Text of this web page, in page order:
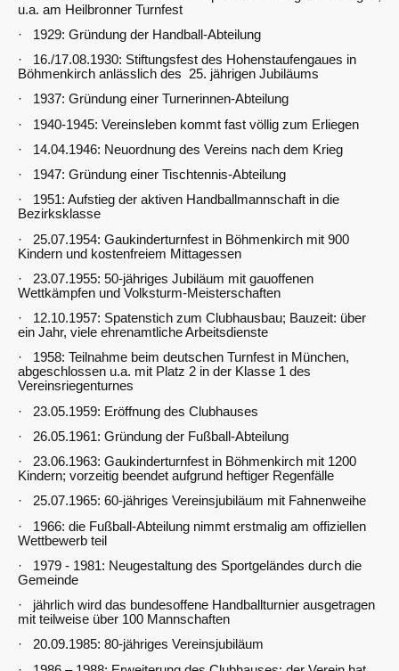
u.a. am Heilbronner Turnfest
· 1929: Gründung der Handball-Abteilung
· 16./17.08.1930: Stiftungsfest des Hohenstaufengaues in
Böhmenkirch anlässlich des 25. jährigen Jubiläums
· 1937: Gründung einer Turnerinnen-Abteilung
· 1940-1945: Vereinsleben kommt fast völlig zum Erliegen
· 14.04.1946: Neuordnung des Vereins nach dem Krieg
· 1947: Gründung einer Tischtennis-Abteilung
· 1951: Aufstieg der aktiven Handballmannschaft in die
Bezirksklasse
· 25.07.1954: Gaukinderturnfest in Böhmenkirch mit 900
Kindern und kostenfreiem Mittagessen
· 23.07.1955: 50-jähriges Jubiläum mit gauoffenen
Wettkämpfen und Volksturm-Meisterschaften
· 12.10.1957: Spatenstich zum Clubhausbau; Bauzeit: über
ein Jahr, viele ehrenamtliche Arbeitsdienste
· 1958: Teilnahme beim deutschen Turnfest in München,
abgeschlossen u.a. mit Platz 2 in der Klasse 1 des
Vereinsriegenturnes
· 23.05.1959: Eröffnung des Clubhauses
· 26.05.1961: Gründung der Fußball-Abteilung
· 23.06.1963: Gaukinderturnfest in Böhmenkirch mit 1200
Kindern; vorzeitig beendet aufgrund heftiger Regenfälle
· 25.07.1965: 60-jähriges Vereinsjubiläum mit Fahnenweihe
· 1966: die Fußball-Abteilung nimmt erstmalig am offiziellen
Wettbewerb teil
· 1979 - 1981: Neugestaltung des Sportgeländes durch die
Gemeinde
· jährlich wird das bundesoffene Handballturnier ausgetragen
mit teilweise über 100 Mannschaften
· 20.09.1985: 80-jähriges Vereinsjubiläum